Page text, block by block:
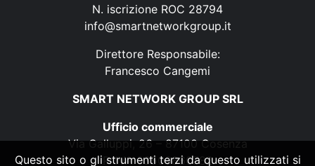
N. iscrizione ROC 28794
info@smartnetworkgroup.it
Direttore Responsabile:
Francesco Cangemi
SMART NETWORK GROUP SRL
Ufficio commerciale
Via Galluppi, 26 – 87100 Cosenza
P. IVA 03500860782
Questo sito o gli strumenti terzi da questo utilizzati si